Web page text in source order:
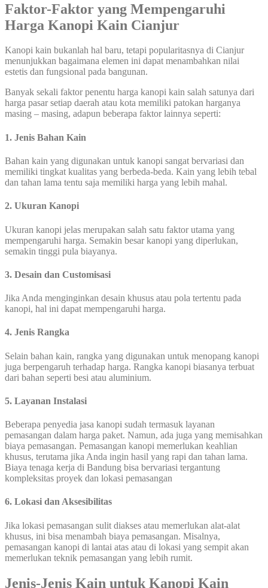
Faktor-Faktor yang Mempengaruhi
Harga Kanopi Kain Cianjur
Kanopi kain bukanlah hal baru, tetapi popularitasnya di Cianjur
menunjukkan bagaimana elemen ini dapat menambahkan nilai
estetis dan fungsional pada bangunan.
Banyak sekali faktor penentu harga kanopi kain salah satunya dari
harga pasar setiap daerah atau kota memiliki patokan harganya
masing – masing, adapun beberapa faktor lainnya seperti:
1. Jenis Bahan Kain
Bahan kain yang digunakan untuk kanopi sangat bervariasi dan
memiliki tingkat kualitas yang berbeda-beda. Kain yang lebih tebal
dan tahan lama tentu saja memiliki harga yang lebih mahal.
2. Ukuran Kanopi
Ukuran kanopi jelas merupakan salah satu faktor utama yang
mempengaruhi harga. Semakin besar kanopi yang diperlukan,
semakin tinggi pula biayanya.
3. Desain dan Customisasi
Jika Anda menginginkan desain khusus atau pola tertentu pada
kanopi, hal ini dapat mempengaruhi harga.
4. Jenis Rangka
Selain bahan kain, rangka yang digunakan untuk menopang kanopi
juga berpengaruh terhadap harga. Rangka kanopi biasanya terbuat
dari bahan seperti besi atau aluminium.
5. Layanan Instalasi
Beberapa penyedia jasa kanopi sudah termasuk layanan
pemasangan dalam harga paket. Namun, ada juga yang memisahkan
biaya pemasangan. Pemasangan kanopi memerlukan keahlian
khusus, terutama jika Anda ingin hasil yang rapi dan tahan lama.
Biaya tenaga kerja di Bandung bisa bervariasi tergantung
kompleksitas proyek dan lokasi pemasangan
6. Lokasi dan Aksesibilitas
Jika lokasi pemasangan sulit diakses atau memerlukan alat-alat
khusus, ini bisa menambah biaya pemasangan. Misalnya,
pemasangan kanopi di lantai atas atau di lokasi yang sempit akan
memerlukan teknik pemasangan yang lebih rumit.
Jenis-Jenis Kain untuk Kanopi Kain